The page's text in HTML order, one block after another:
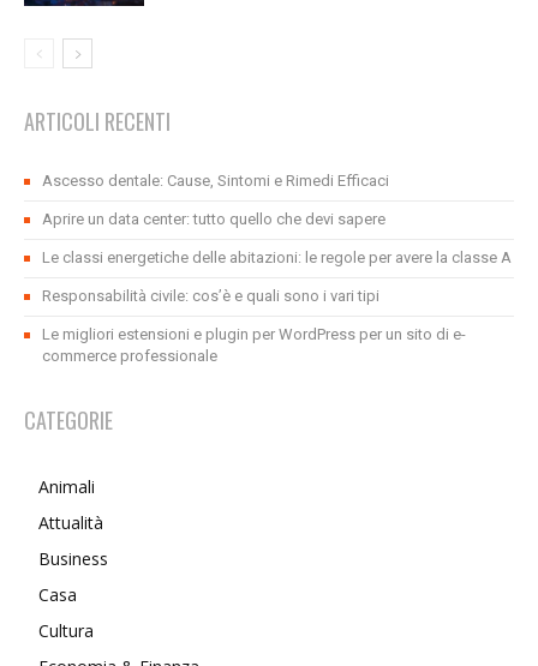
ARTICOLI RECENTI
Ascesso dentale: Cause, Sintomi e Rimedi Efficaci
Aprire un data center: tutto quello che devi sapere
Le classi energetiche delle abitazioni: le regole per avere la classe A
Responsabilità civile: cos’è e quali sono i vari tipi
Le migliori estensioni e plugin per WordPress per un sito di e-
commerce professionale
CATEGORIE
Animali
Attualità
Business
Casa
Cultura